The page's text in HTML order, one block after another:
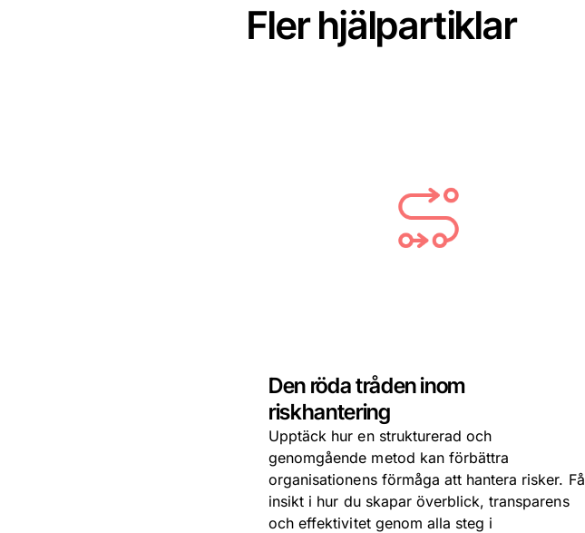
Fler hjälpartiklar
Den röda tråden inom
riskhantering
Upptäck hur en strukturerad och
genomgående metod kan förbättra
organisationens förmåga att hantera risker. Få
insikt i hur du skapar överblick, transparens
och effektivitet genom alla steg i